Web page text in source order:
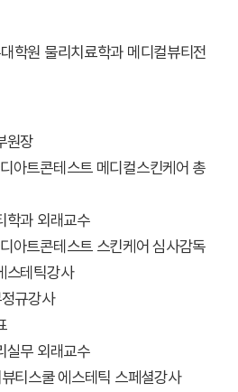
학원 물리치료학과 메디컬뷰티전
원장
아트콘테스트 메디컬스킨케어 총
학과 외래교수
아트콘테스트 스킨케어 심사감독
스테틱강사
규강사
실무 외래교수
티스쿨 에스테틱 스페셜강사